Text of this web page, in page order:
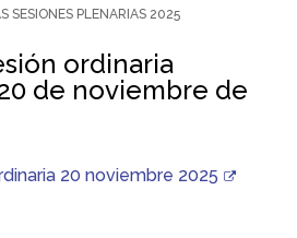
SESIONES PLENARIAS 2025
ordinaria
de noviembre de
20 noviembre 2025